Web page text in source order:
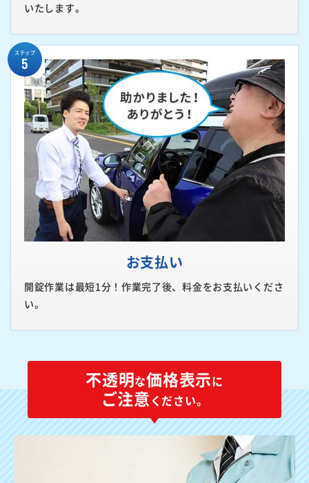
いたします。
ステップ
5
お支払い
開錠作業は最短1分！作業完了後、料金をお支払いくださ
い。
不透明な価格表示に
ご注意 ください。